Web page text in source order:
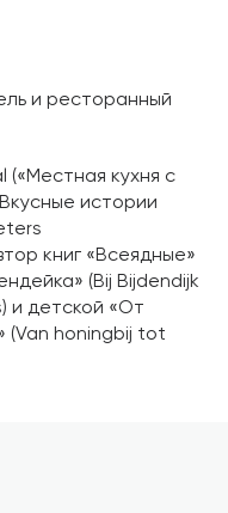
и ресторанный
кухня с
истории
книг «Всеядные»
(Bij Bijdendijk
и детской «От
(Van honingbij tot